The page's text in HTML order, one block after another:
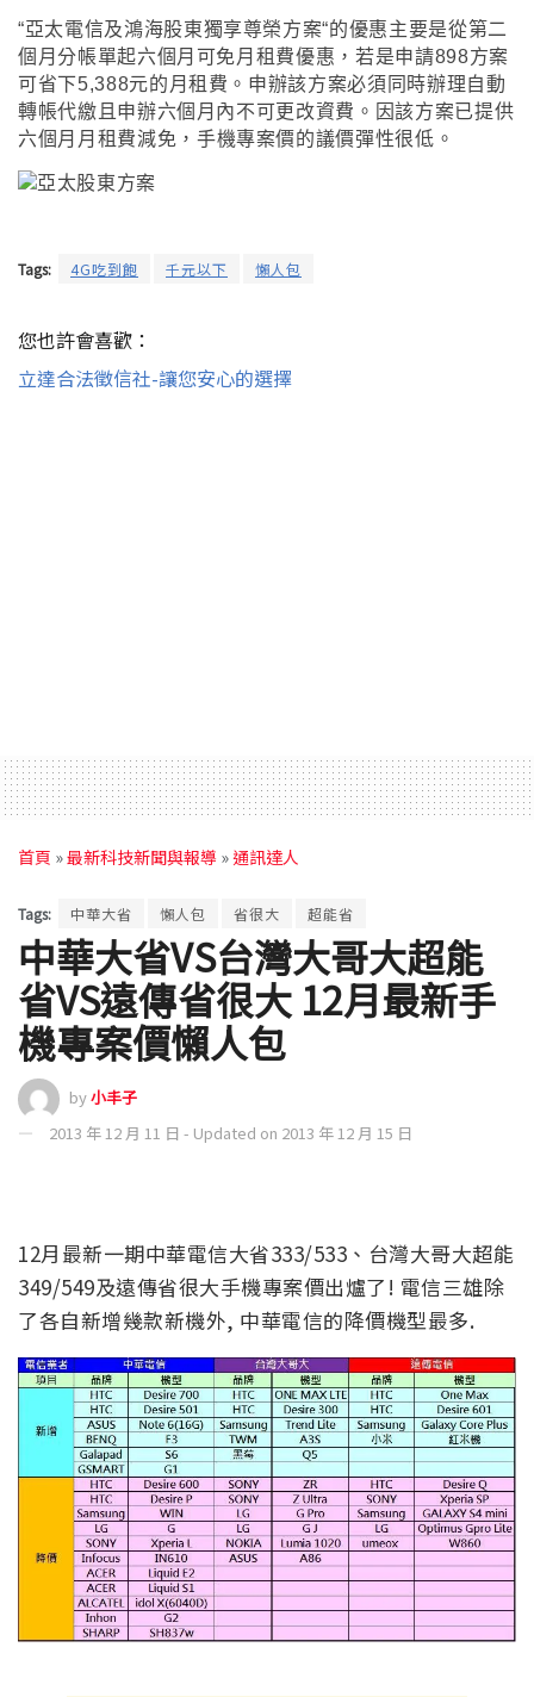
“亞太電信及鴻海股東獨享尊榮方案“的優惠主要是從第二
個月分帳單起六個月可免月租費優惠 ，若是申請898方案
可省下5,388元的月租費 。申辦該方案必須同時辦理自動
轉帳代繳且申辦六個月內不可更改資費 。因該方案已提供
六個月月租費減免 ，手機專案價的議價彈性很低 。
Tags: 4G吃到飽 千元以下 懶人包
您也許會喜歡：
立達合法徵信社-讓您安心的選擇
首頁 »最新科技新聞與報導 »通訊達人
Tags: 中華大省 懶人包 省很大 超能省
中華大省VS台灣大哥大超能
省VS遠傳省很大 12月最新手
機專案價懶人包
by小丰子
2013 年 12 月 11 日 - Updated on 2013 年 12 月 15 日
12月最新一期中華電信大省333/533、台灣大哥大超能
349/549及遠傳省很大手機專案價出爐了! 電信三雄除
了各自新增幾款新機外, 中華電信的降價機型最多.